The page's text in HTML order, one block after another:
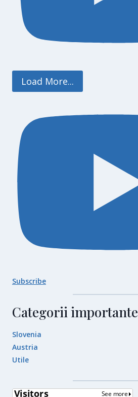
Load More...
Subscribe
Categorii importante
Slovenia
Austria
Utile